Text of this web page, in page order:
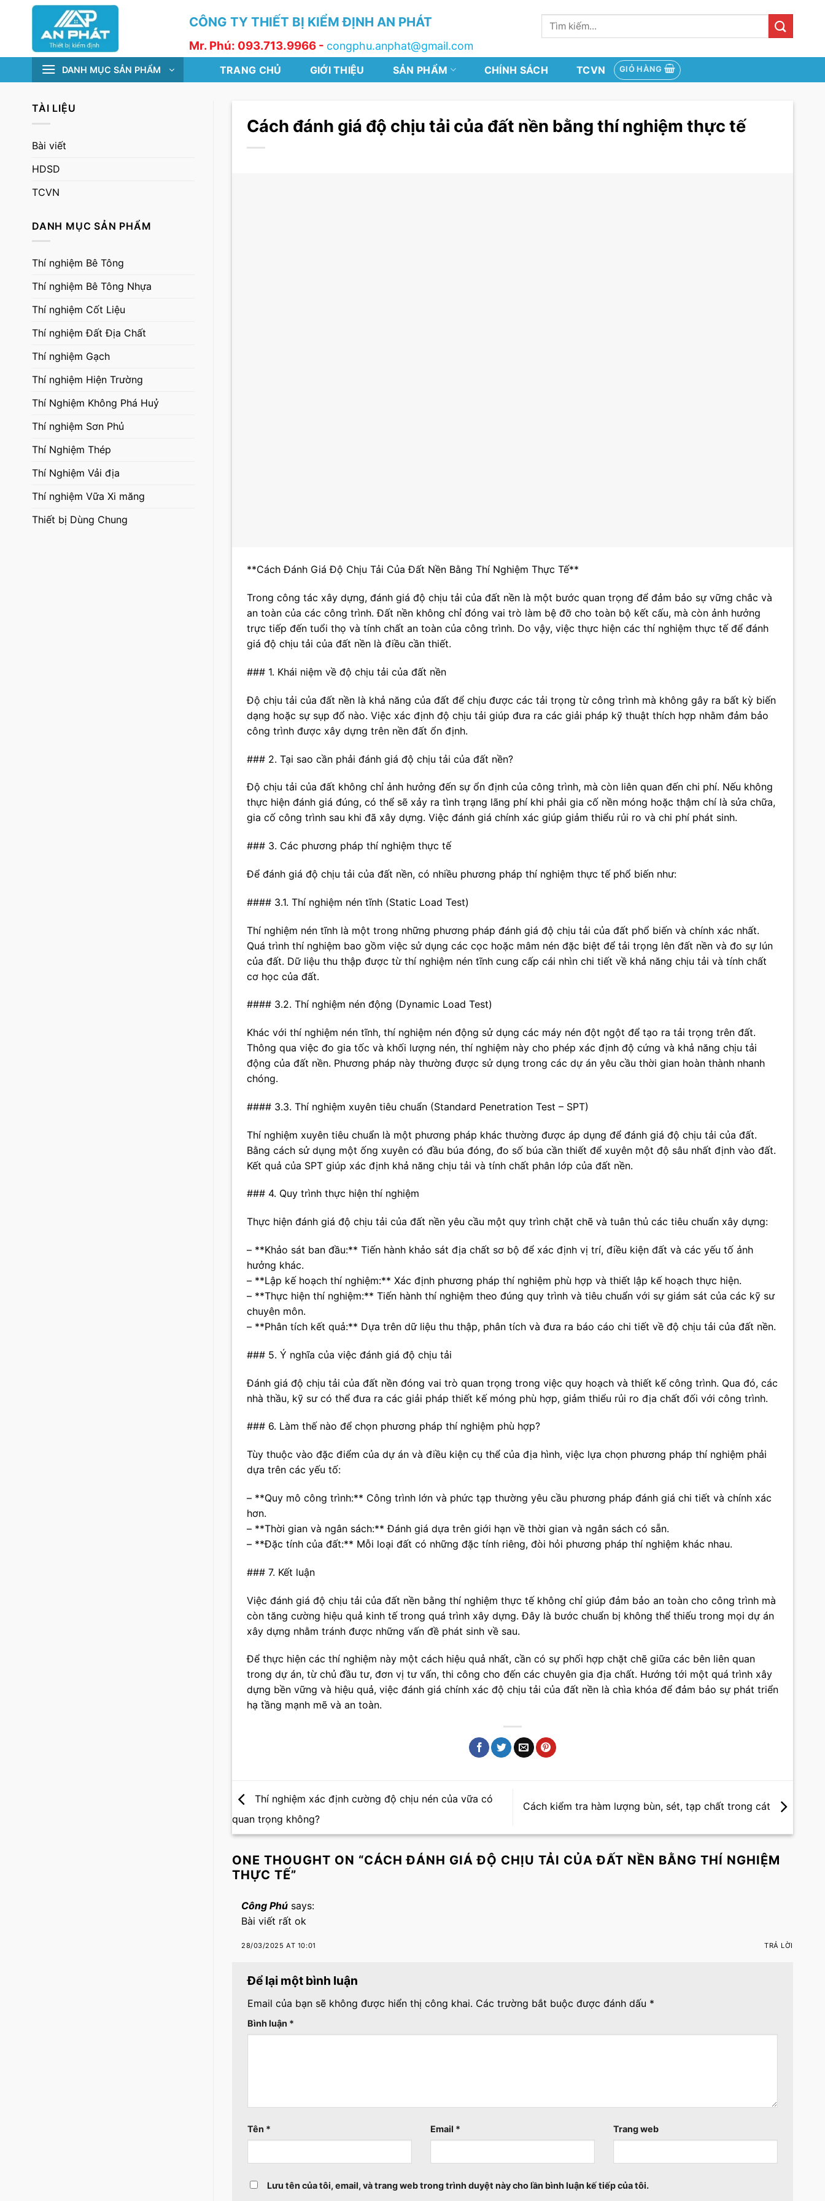
CÔNG TY THIẾT BỊ KIỂM ĐỊNH AN PHÁT
Mr. Phú: 093.713.9966 - congphu.anphat@gmail.com
Tìm
kiếm:
DANH MỤC SẢN PHẨM TRANG CHỦ GIỚI THIỆU SẢN PHẨM CHÍNH SÁCH TCVN GIỎ HÀNG
TÀI LIỆU
Bài viết
HDSD
TCVN
DANH MỤC SẢN PHẨM
Thí nghiệm Bê Tông
Thí nghiệm Bê Tông Nhựa
Thí nghiệm Cốt Liệu
Thí nghiệm Đất Địa Chất
Thí nghiệm Gạch
Thí nghiệm Hiện Trường
Thí Nghiệm Không Phá Huỷ
Thí nghiệm Sơn Phủ
Thí Nghiệm Thép
Thí Nghiệm Vải địa
Thí nghiệm Vữa Xi măng
Thiết bị Dùng Chung
Cách đánh giá độ chịu tải của đất nền bằng thí nghiệm thực tế
**Cách Đánh Giá Độ Chịu Tải Của Đất Nền Bằng Thí Nghiệm Thực Tế**
Trong công tác xây dựng, đánh giá độ chịu tải của đất nền là một bước quan trọng để đảm bảo sự vững chắc và
an toàn của các công trình. Đất nền không chỉ đóng vai trò làm bệ đỡ cho toàn bộ kết cấu, mà còn ảnh hưởng
trực tiếp đến tuổi thọ và tính chất an toàn của công trình. Do vậy, việc thực hiện các thí nghiệm thực tế để đánh
giá độ chịu tải của đất nền là điều cần thiết.
### 1. Khái niệm về độ chịu tải của đất nền
Độ chịu tải của đất nền là khả năng của đất để chịu được các tải trọng từ công trình mà không gây ra bất kỳ biến
dạng hoặc sự sụp đổ nào. Việc xác định độ chịu tải giúp đưa ra các giải pháp kỹ thuật thích hợp nhằm đảm bảo
công trình được xây dựng trên nền đất ổn định.
### 2. Tại sao cần phải đánh giá độ chịu tải của đất nền?
Độ chịu tải của đất không chỉ ảnh hưởng đến sự ổn định của công trình, mà còn liên quan đến chi phí. Nếu không
thực hiện đánh giá đúng, có thể sẽ xảy ra tình trạng lãng phí khi phải gia cố nền móng hoặc thậm chí là sửa chữa,
gia cố công trình sau khi đã xây dựng. Việc đánh giá chính xác giúp giảm thiểu rủi ro và chi phí phát sinh.
### 3. Các phương pháp thí nghiệm thực tế
Để đánh giá độ chịu tải của đất nền, có nhiều phương pháp thí nghiệm thực tế phổ biến như:
#### 3.1. Thí nghiệm nén tĩnh (Static Load Test)
Thí nghiệm nén tĩnh là một trong những phương pháp đánh giá độ chịu tải của đất phổ biến và chính xác nhất.
Quá trình thí nghiệm bao gồm việc sử dụng các cọc hoặc mâm nén đặc biệt để tải trọng lên đất nền và đo sự lún
của đất. Dữ liệu thu thập được từ thí nghiệm nén tĩnh cung cấp cái nhìn chi tiết về khả năng chịu tải và tính chất
cơ học của đất.
#### 3.2. Thí nghiệm nén động (Dynamic Load Test)
Khác với thí nghiệm nén tĩnh, thí nghiệm nén động sử dụng các máy nén đột ngột để tạo ra tải trọng trên đất.
Thông qua việc đo gia tốc và khối lượng nén, thí nghiệm này cho phép xác định độ cứng và khả năng chịu tải
động của đất nền. Phương pháp này thường được sử dụng trong các dự án yêu cầu thời gian hoàn thành nhanh
chóng.
#### 3.3. Thí nghiệm xuyên tiêu chuẩn (Standard Penetration Test – SPT)
Thí nghiệm xuyên tiêu chuẩn là một phương pháp khác thường được áp dụng để đánh giá độ chịu tải của đất.
Bằng cách sử dụng một ống xuyên có đầu búa đóng, đo số búa cần thiết để xuyên một độ sâu nhất định vào đất.
Kết quả của SPT giúp xác định khả năng chịu tải và tính chất phân lớp của đất nền.
### 4. Quy trình thực hiện thí nghiệm
Thực hiện đánh giá độ chịu tải của đất nền yêu cầu một quy trình chặt chẽ và tuân thủ các tiêu chuẩn xây dựng:
– **Khảo sát ban đầu:** Tiến hành khảo sát địa chất sơ bộ để xác định vị trí, điều kiện đất và các yếu tố ảnh
hưởng khác.
– **Lập kế hoạch thí nghiệm:** Xác định phương pháp thí nghiệm phù hợp và thiết lập kế hoạch thực hiện.
– **Thực hiện thí nghiệm:** Tiến hành thí nghiệm theo đúng quy trình và tiêu chuẩn với sự giám sát của các kỹ sư
chuyên môn.
– **Phân tích kết quả:** Dựa trên dữ liệu thu thập, phân tích và đưa ra báo cáo chi tiết về độ chịu tải của đất nền.
### 5. Ý nghĩa của việc đánh giá độ chịu tải
Đánh giá độ chịu tải của đất nền đóng vai trò quan trọng trong việc quy hoạch và thiết kế công trình. Qua đó, các
nhà thầu, kỹ sư có thể đưa ra các giải pháp thiết kế móng phù hợp, giảm thiểu rủi ro địa chất đối với công trình.
### 6. Làm thế nào để chọn phương pháp thí nghiệm phù hợp?
Tùy thuộc vào đặc điểm của dự án và điều kiện cụ thể của địa hình, việc lựa chọn phương pháp thí nghiệm phải
dựa trên các yếu tố:
– **Quy mô công trình:** Công trình lớn và phức tạp thường yêu cầu phương pháp đánh giá chi tiết và chính xác
hơn.
– **Thời gian và ngân sách:** Đánh giá dựa trên giới hạn về thời gian và ngân sách có sẵn.
– **Đặc tính của đất:** Mỗi loại đất có những đặc tính riêng, đòi hỏi phương pháp thí nghiệm khác nhau.
### 7. Kết luận
Việc đánh giá độ chịu tải của đất nền bằng thí nghiệm thực tế không chỉ giúp đảm bảo an toàn cho công trình mà
còn tăng cường hiệu quả kinh tế trong quá trình xây dựng. Đây là bước chuẩn bị không thể thiếu trong mọi dự án
xây dựng nhằm tránh được những vấn đề phát sinh về sau.
Để thực hiện các thí nghiệm này một cách hiệu quả nhất, cần có sự phối hợp chặt chẽ giữa các bên liên quan
trong dự án, từ chủ đầu tư, đơn vị tư vấn, thi công cho đến các chuyên gia địa chất. Hướng tới một quá trình xây
dựng bền vững và hiệu quả, việc đánh giá chính xác độ chịu tải của đất nền là chìa khóa để đảm bảo sự phát triển
hạ tầng mạnh mẽ và an toàn.
Thí nghiệm xác định cường độ chịu nén của vữa có
quan trọng không?
Cách kiểm tra hàm lượng bùn, sét, tạp chất trong cát
ONE THOUGHT ON “CÁCH ĐÁNH GIÁ ĐỘ CHỊU TẢI CỦA ĐẤT NỀN BẰNG THÍ NGHIỆM
THỰC TẾ”
Công Phú says:
Bài viết rất ok
28/03/2025 AT 10:01 TRẢ LỜI
Để lại một bình luận
Email của bạn sẽ không được hiển thị công khai. Các trường bắt buộc được đánh dấu *
Bình luận *
Tên * Email * Trang web
Lưu tên của tôi, email, và trang web trong trình duyệt này cho lần bình luận kế tiếp của tôi.